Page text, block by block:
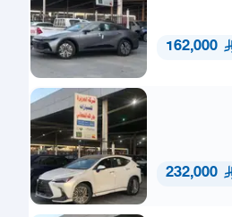
162,000
232,000